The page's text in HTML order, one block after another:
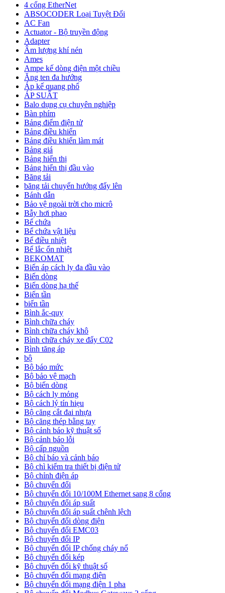
4 cổng EtherNet
ABSOCODER Loại Tuyệt Đối
AC Fan
Actuator - Bộ truyền động
Adapter
Âm lượng khí nén
Ames
Ampe kế dòng điện một chiều
Ăng ten đa hướng
Áp kế quang phổ
ÁP SUẤT
Balo dụng cụ chuyên nghiệp
Bàn phím
Bảng điểm điện tử
Bảng điều khiển
Bảng điều khiển làm mát
Bảng giá
Bảng hiển thị
Bảng hiển thị đầu vào
Băng tải
băng tải chuyển hướng đẩy lên
Bánh dẫn
Bảo vệ ngoài trời cho micrô
Bẫy hơi phao
Bể chứa
Bể chứa vật liệu
Bể điều nhiệt
Bể lắc ổn nhiệt
BEKOMAT
Biến áp cách ly đa đầu vào
Biến dòng
Biến dòng hạ thế
Biến tần
biến tần
Bình ắc-quy
Bình chữa cháy
Bình chữa cháy khô
Bình chữa cháy xe đẩy C02
Bình tăng áp
bộ
Bộ báo mức
Bộ bảo vệ mạch
Bộ biến dòng
Bộ cách ly mỏng
Bộ cách lý tín hiẹu
Bộ căng cắt đai nhựa
Bộ căng thép bằng tay
Bộ cảnh báo kỹ thuật số
Bộ cảnh báo lỗi
Bộ cấp nguồn
Bộ chỉ báo và cảnh báo
Bộ chì kiểm tra thiết bị điện tử
Bộ chỉnh điện áp
Bộ chuyển đổi
Bộ chuyển đổi 10/100M Ethernet sang 8 cổng
Bộ chuyển đổi áp suất
Bộ chuyển đổi áp suất chênh lệch
Bộ chuyển đổi dòng điện
Bộ chuyển đổi EMC03
Bộ chuyển đổi IP
Bộ chuyển đổi IP chống cháy nổ
Bộ chuyển đổi kép
Bộ chuyển đổi kỹ thuật số
Bộ chuyển đổi mạng điện
Bộ chuyển đổi mạng điện 1 pha